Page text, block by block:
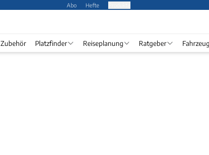
Abo Hefte
Zubehör Platzfinder Reiseplanung Ratgeber